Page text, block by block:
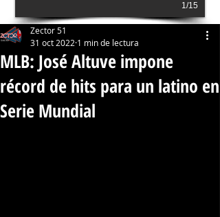
1/15
MLB: José Altuve impone
récord de hits para un latino en
Serie Mundial
Zector 51
31 oct 2022 1 min de lectura